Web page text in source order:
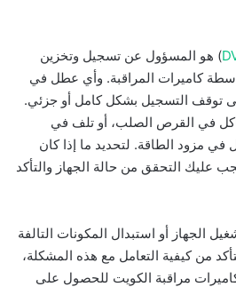
) هو المسؤول عن تسجيل وتخزين
كاميرات المراقبة. وأي عطل في
توقف التسجيل بشكل كامل أو جزئي.
في القرص الصلب، أو تلف في
في مزود الطاقة. لتحديد ما إذا كان
عليك التحقق من حالة الجهاز والتأكد
الجهاز أو استبدال المكونات التالفة
من كيفية التعامل مع هذه المشكلة،
مراقبة الكويت للحصول على